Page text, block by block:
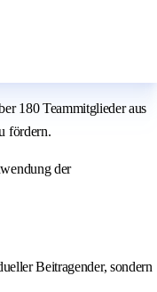
180 Teammitglieder aus
fördern.
der
Beitragender, sondern